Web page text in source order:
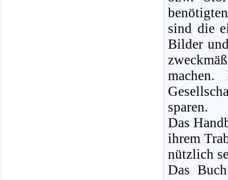
sind die
Bilder
sparen.
Das
ihrem
nützlich
Das